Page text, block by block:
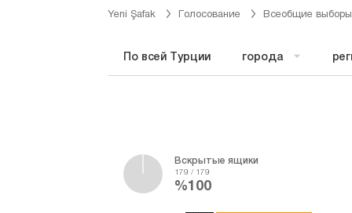
Yeni Şafak Голосование Всеобщие выборы
По всей Турции города
Вскрытые ящики
179 / 179
%100